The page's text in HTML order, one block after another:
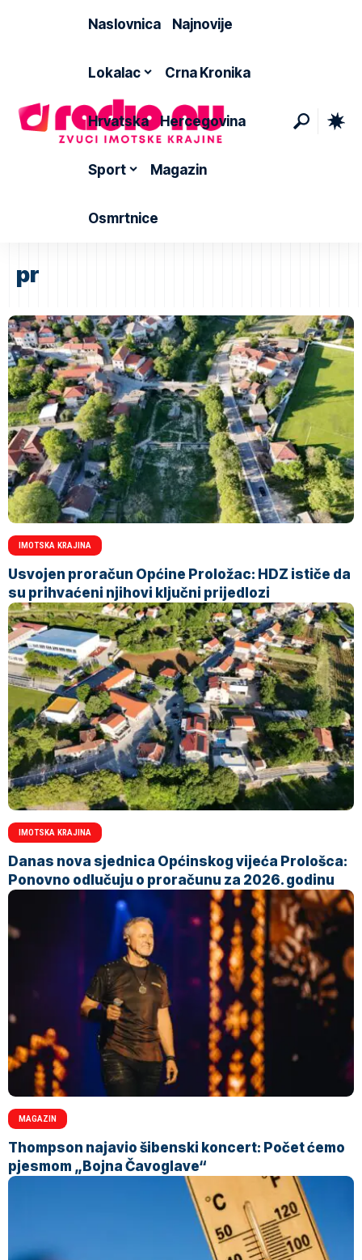
Naslovnica Najnovije
Lokalac Crna Kronika
Hrvatska Hercegovina
Sport Magazin
Osmrtnice
pr
IMOTSKA KRAJINA
Usvojen proračun Općine Proložac: HDZ ističe da
su prihvaćeni njihovi ključni prijedlozi
IMOTSKA KRAJINA
Danas nova sjednica Općinskog vijeća Prološca:
Ponovno odlučuju o proračunu za 2026. godinu
MAGAZIN
Thompson najavio šibenski koncert: Počet ćemo
pjesmom „Bojna Čavoglave“